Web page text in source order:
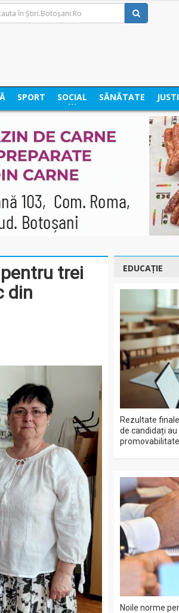
SPORT SOCIAL SĂNĂTATE
trei
din
EDUCAȚIE
Rezultate
de candidați
Noile norme